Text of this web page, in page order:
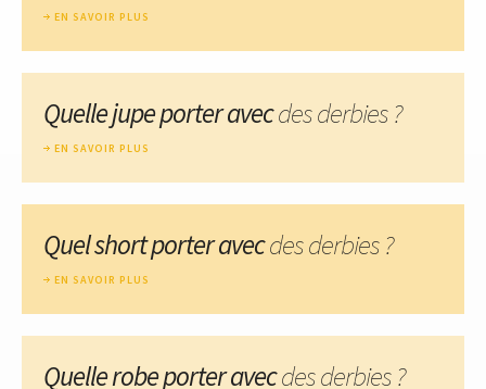
EN SAVOIR PLUS
Quelle jupe porter avecdes derbies ?
EN SAVOIR PLUS
Quel short porter avecdes derbies ?
EN SAVOIR PLUS
Quelle robe porter avecdes derbies ?